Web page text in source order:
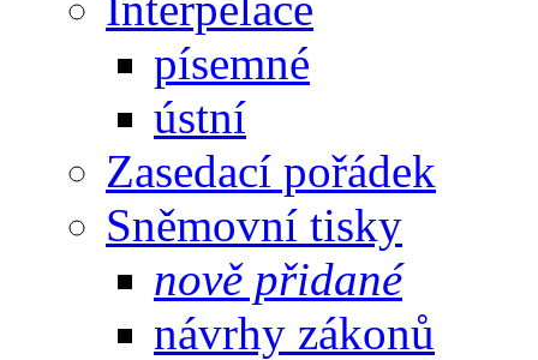
písemné
ústní
Zasedací pořádek
Sněmovní tisky
nově přidané
návrhy zákonů